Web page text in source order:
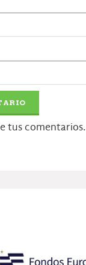
tus comentarios.